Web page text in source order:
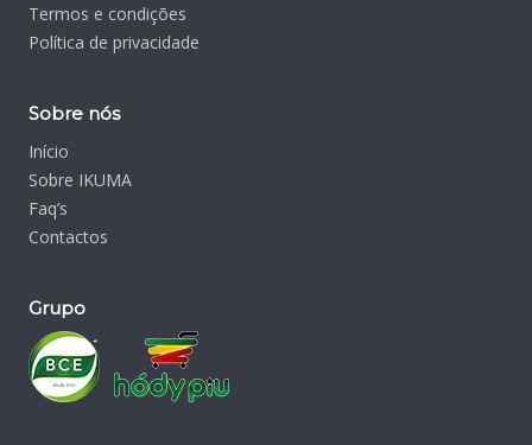
Termos e condições
Política de privacidade
Sobre nós
Início
Sobre IKUMA
Faq’s
Contactos
Grupo